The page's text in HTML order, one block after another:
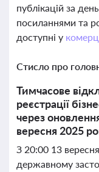
публікацій за
посиланнями та
доступні у
Стисло про
Тимчасове
реєстрації
через
вересня 2025
З 20:00 13
державному